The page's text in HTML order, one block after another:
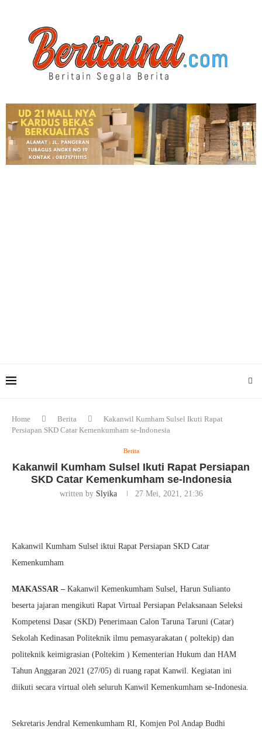
Home Berita
Kakanwil Kumham Sulsel Ikuti Rapat
Persiapan SKD Catar Kemenkumham se-Indonesia
Berita
Kakanwil Kumham Sulsel Ikuti Rapat Persiapan
SKD Catar Kemenkumham se-Indonesia
written by Slyika 27 Mei, 2021, 21:36
Kakanwil Kumham Sulsel iktui Rapat Persiapan SKD Catar
Kemenkumham
MAKASSAR – Kakanwil Kemenkumham Sulsel, Harun Sulianto
beserta jajaran mengikuti Rapat Virtual Persiapan Pelaksanaan Seleksi
Kompetensi Dasar (SKD) Penerimaan Calon Taruna Taruni (Catar)
Sekolah Kedinasan Politeknik ilmu pemasyarakatan ( poltekip) dan
politeknik keimigrasian (Poltekim ) Kementerian Hukum dan HAM
Tahun Anggaran 2021 (27/05) di ruang rapat Kanwil. Kegiatan ini
diikuti secara virtual oleh seluruh Kanwil Kemenkumham se-Indonesia.
Sekretaris Jendral Kemenkumham RI, Komjen Pol Andap Budhi